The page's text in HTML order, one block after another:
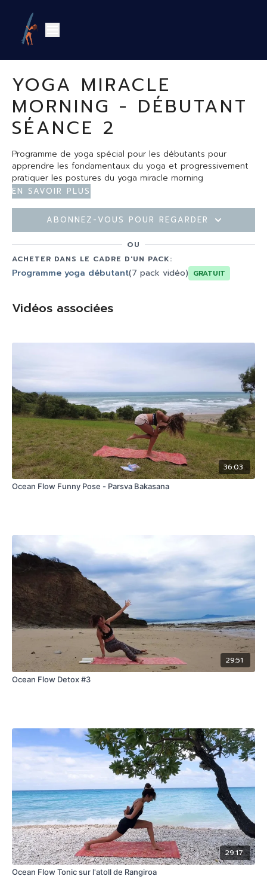
YOGA MIRACLE
MORNING - DÉBUTANT
SÉANCE 2
Programme de yoga spécial pour les débutants pour
apprendre les fondamentaux du yoga et progressivement
pratiquer les postures du yoga miracle morning
En savoir plus
Abonnez-vous pour regarder
OU
ACHETER DANS LE CADRE D'UN PACK:
Programme yoga débutant(7 pack vidéo) Gratuit
Vidéos associées
36:03
Ocean Flow Funny Pose - Parsva Bakasana
29:51
Ocean Flow Detox #3
29:17
Ocean Flow Tonic sur l'atoll de Rangiroa